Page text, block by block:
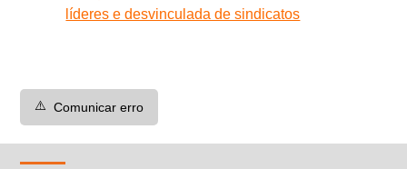
líderes e desvinculada de sindicatos
⚠️ Comunicar erro